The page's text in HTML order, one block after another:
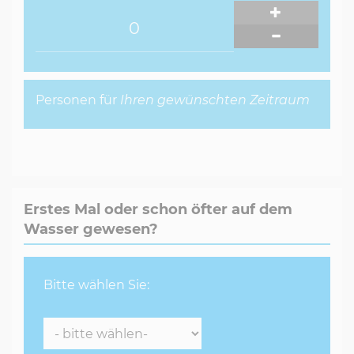
Expert Wakeboard: 5,- €
Die Buchung ist verbindlich & nicht
stornierbar. Bitte sehen Sie, im Sinne aller
Teilnehmer, von Anfragen zwecks Überbuchung
Personen für Ihren gewünschten Zeitraum
Erstes Mal oder schon öfter auf dem
Wasser gewesen?
Bitte wählen Sie: